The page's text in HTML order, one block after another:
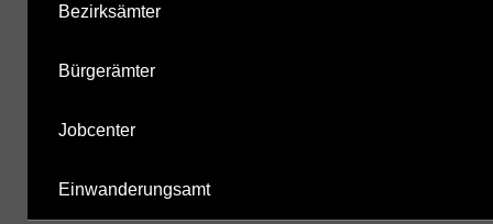
Bezirksämter
Bürgerämter
Jobcenter
Einwanderungsamt